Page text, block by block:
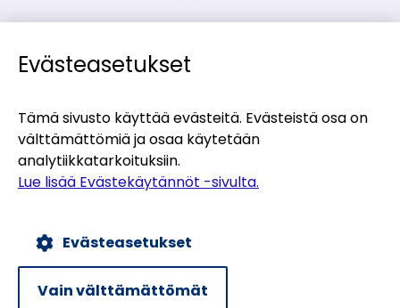
Materiaalitori(siirryt
toiseen
Teollisten symbioosien palvelu(siirryt
Evästekäytännöt
Tietosuojaseloste
Evästeasetukset
Tämä sivusto käyttää evästeitä. Evästeistä osa on
välttämättömiä ja osaa käytetään
analytiikkatarkoituksiin.
Lue lisää Evästekäytännöt -sivulta.
Evästeasetukset
Vain välttämättömät